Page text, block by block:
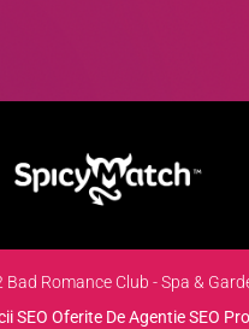
Romance Club - Spa &
SEO Oferite De Agentie SEO Pro